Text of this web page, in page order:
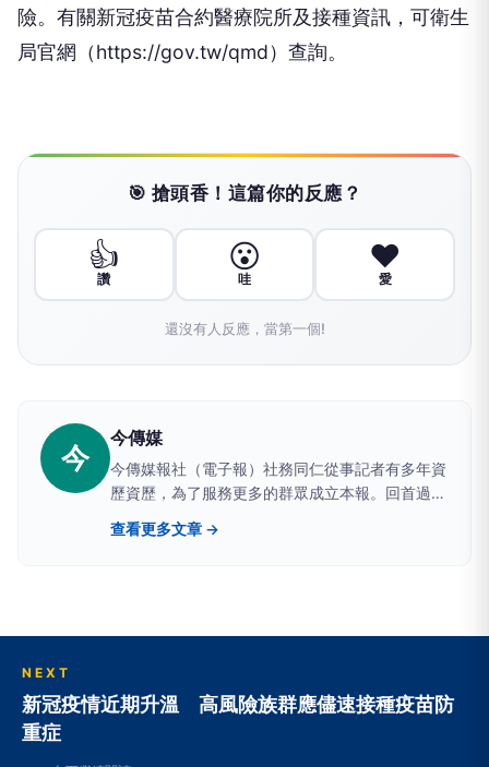
險。有關新冠疫苗合約醫療院所及接種資訊，可衛生
局官網（https://gov.tw/qmd）查詢。
🎯 搶頭香！這篇你的反應？
👍
讚
😮
哇
❤️
愛
還沒有人反應，當第一個!
今
今傳媒
今傳媒報社（電子報）社務同仁從事記者有多年資
歷資歷，為了服務更多的群眾成立本報。回首過去
歷年來，承蒙社會大眾的支持與鼓勵，無限的感
激，全體的同仁也深表謝意，讓讀者更便利知道每
查看更多文章 →
NEXT
新冠疫情近期升溫 高風險族群應儘速接種疫苗防
重症